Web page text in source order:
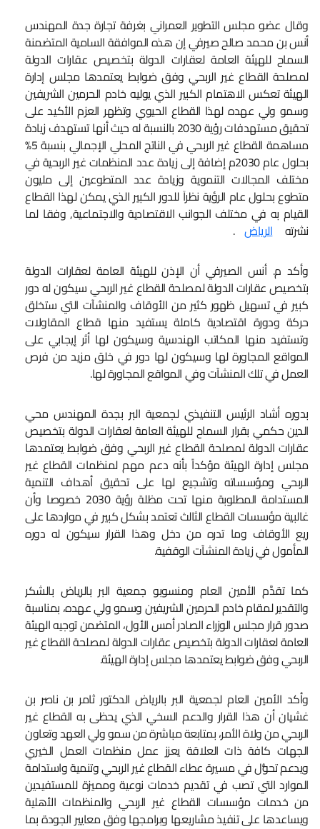
وقال عضو مجلس التطوير العمراني بغرفة تجارة جدة المهندس
أنس بن محمد صالح صيرفي إن هذه الموافقة السامية المتضمنة
السماح للهيئة العامة لعقارات الدولة بتخصيص عقارات الدولة
لمصلحة القطاع غير الربحي وفق ضوابط يعتمدها مجلس إدارة
الهيئة تعكس الاهتمام الكبير الذي يوليه خادم الحرمين الشريفين
وسمو ولي عهده لهذا القطاع الحيوي وتظهر العزم الأكيد على
تحقيق مستهدفات رؤية 2030 بالنسبة له حيث أنها تستهدف زيادة
مساهمة القطاع غير الربحي في الناتج المحلي الإجمالي بنسبة 5%
بحلول عام 2030م إضافة إلى زيادة عدد المنظمات غير الربحية في
مختلف المجالات التنموية وزيادة عدد المتطوعين إلى مليون
متطوع بحلول عام الرؤية نظراَ للدور الكبير الذي يمكن لهذا القطاع
القيام به في مختلف الجوانب الاقتصادية والاجتماعية, وفقا لما
نشرته الرياض .
وأكد م. أنس الصيرفي أن الإذن للهيئة العامة لعقارات الدولة
بتخصيص عقارات الدولة لمصلحة القطاع غير الربحي سيكون له دور
كبير في تسهيل ظهور كثير من الأوقاف والمنشآت التي ستخلق
حركة ودورة اقتصادية كاملة يستفيد منها قطاع المقاولات
وتستفيد منها المكاتب الهندسية وسيكون لها أثر إيجابي على
المواقع المجاورة لها وسيكون لها دور في خلق مزيد من فرص
العمل في تلك المنشآت وفي المواقع المجاورة لها.
بدوره أشاد الرئيس التنفيذي لجمعية البر بجدة المهندس محي
الدين حكمي بقرار السماح للهيئة العامة لعقارات الدولة بتخصيص
عقارات الدولة لمصلحة القطاع غير الربحي وفق ضوابط يعتمدها
مجلس إدارة الهيئة مؤكداً بأنه دعم مهم لمنظمات القطاع غير
الربحي ومؤسساته وتشجيع لها على تحقيق أهداف التنمية
المستدامة المطلوبة منها تحت مظلة رؤية 2030 خصوصا وأن
غالبية مؤسسات القطاع الثالث تعتمد بشكل كبير في مواردها على
ريع الأوقاف وما تدره من دخل وهذا القرار سيكون له دوره
المأمول في زيادة المنشآت الوقفية.
كما تقدَّم الأمين العام ومنسوبو جمعية البر بالرياض بالشكر
والتقدير لمقام خادم الحرمين الشريفين وسمو ولي عهده، بمناسبة
صدور قرار مجلس الوزراء الصادر أمس الأول، المتضمن توجيه الهيئة
العامة لعقارات الدولة بتخصيص عقارات الدولة لمصلحة القطاع غير
الربحي وفق ضوابط يعتمدها مجلس إدارة الهيئة.
وأكد الأمين العام لجمعية البر بالرياض الدكتور ثامر بن ناصر بن
غشيان أن هذا القرار والدعم السخي الذي يحظى به القطاع غير
الربحي من ولاة الأمر، بمتابعة مباشرة من سمو ولي العهد وتعاون
الجهات كافة ذات العلاقة يعزز عمل منظمات العمل الخيري
ويدعم تحوُّل في مسيرة عطاء القطاع غير الربحي وتنمية واستدامة
الموارد التي تصب في تقديم خدمات نوعية ومميزة للمستفيدين
من خدمات مؤسسات القطاع غير الربحي والمنظمات الأهلية
ويساعدها على تنفيذ مشاريعها وبرامجها وفق معايير الجودة بما